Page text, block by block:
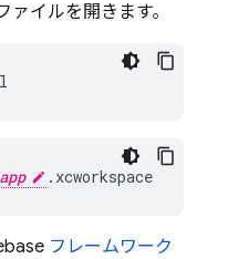
ァイルを開きます。
.xcworkspace
フレームワーク